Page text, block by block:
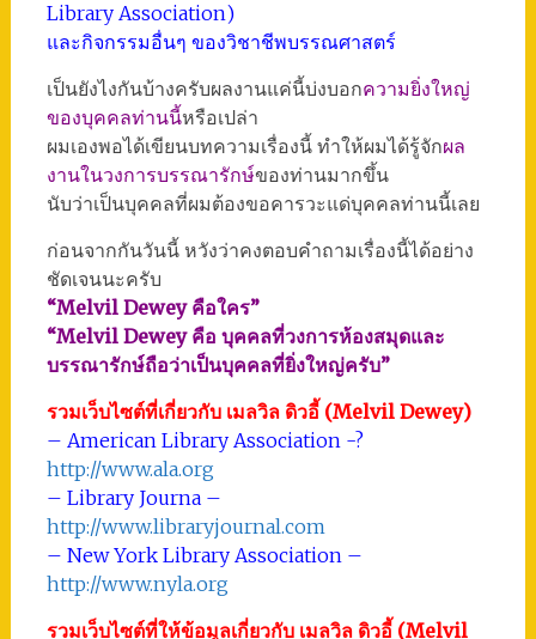
Library Association)
และกิจกรรมอื่นๆ ของวิชาชีพบรรณศาสตร์
เป็นยังไงกันบ้างครับผลงานแค่นี้บ่งบอกความยิ่งใหญ่
ของบุคคลท่านนี้หรือเปล่า
ผมเองพอได้เขียนบทความเรื่องนี้ ทำให้ผมได้รู้จักผล
งานในวงการบรรณารักษ์ของท่านมากขึ้น
นับว่าเป็นบุคคลที่ผมต้องขอคารวะแด่บุคคลท่านนี้เลย
ก่อนจากกันวันนี้ หวังว่าคงตอบคำถามเรื่องนี้ได้อย่าง
ชัดเจนนะครับ
“Melvil Dewey คือใคร”
“Melvil Dewey คือ บุคคลที่วงการห้องสมุดและ
บรรณารักษ์ถือว่าเป็นบุคคลที่ยิ่งใหญ่ครับ”
รวมเว็บไซต์ที่เกี่ยวกับ เมลวิล ดิวอี้ (Melvil Dewey)
– American Library Association -?
http://www.ala.org
– Library Journa –
http://www.libraryjournal.com
– New York Library Association –
http://www.nyla.org
รวมเว็บไซต์ที่ให้ข้อมูลเกี่ยวกับ เมลวิล ดิวอี้ (Melvil